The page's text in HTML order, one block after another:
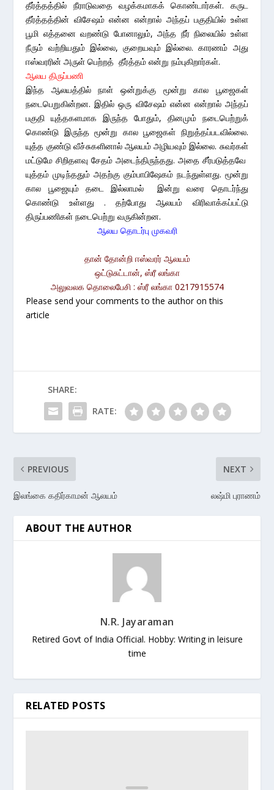
தீர்த்தத்தில் நீராடுவதை வழக்கமாகக் கொண்டார்கள். கருட
தீர்த்தத்தின் விசேஷம் என்ன என்றால் அந்தப் பகுதியில் உள்ள
பூமி எத்தனை வறண்டு போனாலும், அந்த நீர் நிலையில் உள்ள
நீரும் வற்றியதும் இல்லை, குறையவும் இல்லை. காரணம் அது
ஈஸ்வரரின் அருள் பெற்றத் தீர்த்தம் என்று நம்புகிறார்கள்.
ஆலய திருப்பணி
இந்த ஆலயத்தில் நாள் ஒன்றுக்கு மூன்று கால பூஜைகள்
நடைபெறுகின்றன. இதில் ஒரு விசேஷம் என்ன என்றால் அந்தப்
பகுதி யுத்தகளமாக இருந்த போதும், தினமும் நடைபெற்றுக்
கொண்டு இருந்த மூன்று கால பூஜைகள் நிறுத்தப்படவில்லை.
யுத்த குண்டு வீச்சுகளினால் ஆலயம் அழியவும் இல்லை. சுவர்கள்
மட்டுமே சிறிதளவு சேதம் அடைந்திருந்தது. அதை சீர்படுத்தவே
யுத்தம் முடிந்ததும் அதற்கு கும்பாபிஷேகம் நடந்துள்ளது. மூன்று
கால பூஜையும் தடை இல்லாமல் இன்று வரை தொடர்ந்து
கொண்டு உள்ளது . தற்போது ஆலயம் விரிவாக்கப்பட்டு
திருப்பணிகள் நடைபெற்று வருகின்றன.
ஆலய தொடர்பு முகவரி
தான் தோன்றி ஈஸ்வரர் ஆலயம்
ஒட்டுசுட்டான், ஸ்ரீ லங்கா
அலுவலக தொலைபேசி : ஸ்ரீ லங்கா 0217915574
Please send your comments to the author on this
article
SHARE:
RATE:
PREVIOUS
இலங்கை கதிர்காமன் ஆலயம்
NEXT
லஷ்மி புராணம்
ABOUT THE AUTHOR
N.R. Jayaraman
Retired Govt of India Official. Hobby: Writing in leisure
time
RELATED POSTS